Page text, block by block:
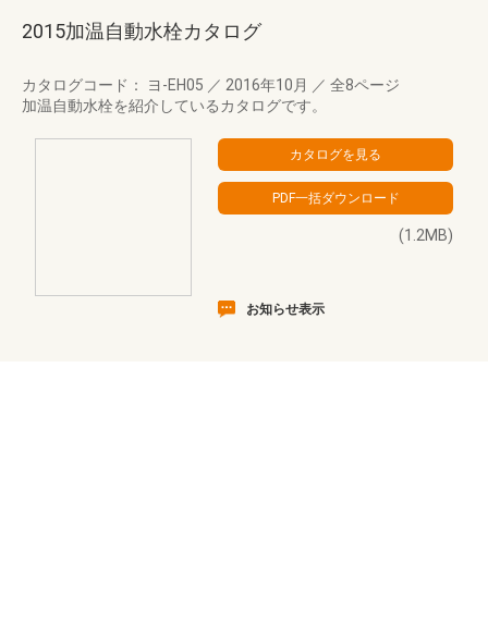
2015加温自動水栓カタログ
カタログコード： ヨ-EH05 ／ 2016年10月 ／ 全8ページ
加温自動水栓を紹介しているカタログです。
(1.2MB)
お知らせ表示